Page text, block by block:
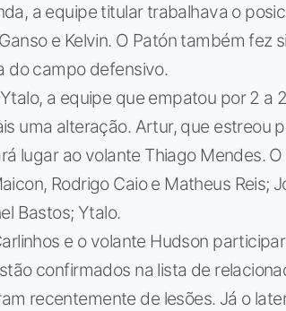
a equipe titular trabalhava o
e Kelvin. O Patón também fez
do campo defensivo.
a equipe que empatou por 2 a
uma alteração. Artur, que estreou
lugar ao volante Thiago Mendes.
Rodrigo Caio e Matheus Reis;
Bastos; Ytalo.
e o volante Hudson
confirmados na lista de
recentemente de lesões. Já o